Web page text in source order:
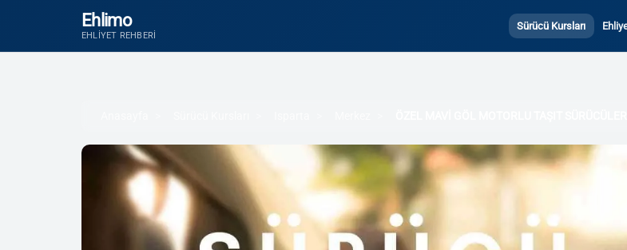
Ehlimo
EHLIYET REHBERI
Sürücü Kursları